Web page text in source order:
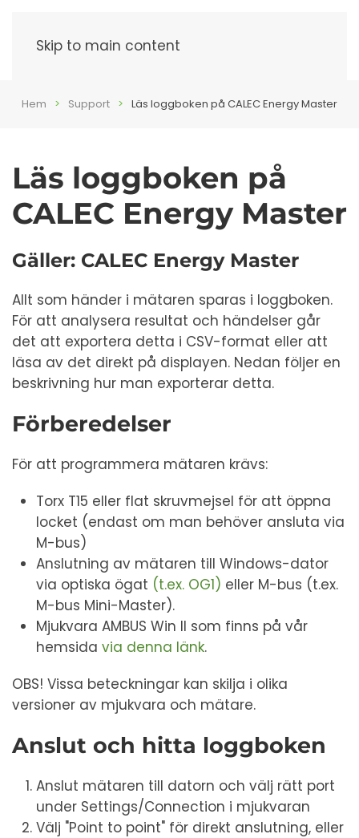
Skip to main content
Hem Support Läs loggboken på CALEC Energy Master
Läs loggboken på
CALEC Energy Master
Gäller: CALEC Energy Master
Allt som händer i mätaren sparas i loggboken.
För att analysera resultat och händelser går
det att exportera detta i CSV-format eller att
läsa av det direkt på displayen. Nedan följer en
beskrivning hur man exporterar detta.
Förberedelser
För att programmera mätaren krävs:
Torx T15 eller flat skruvmejsel för att öppna
locket (endast om man behöver ansluta via
M-bus)
Anslutning av mätaren till Windows-dator
via optiska ögat (t.ex. OG1) eller M-bus (t.ex.
M-bus Mini-Master).
Mjukvara AMBUS Win II som finns på vår
hemsida via denna länk.
OBS! Vissa beteckningar kan skilja i olika
versioner av mjukvara och mätare.
Anslut och hitta loggboken
Anslut mätaren till datorn och välj rätt port
under Settings/Connection i mjukvaran
Välj "Point to point" för direkt anslutning, eller